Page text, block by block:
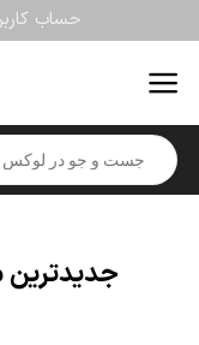
to
content
حساب
Products
search
جدیدترین